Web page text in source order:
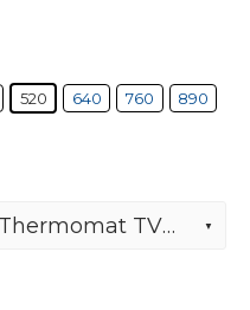
520 640 760
890
Нагревательный мат Thermomat TVK-130 4,0 м²